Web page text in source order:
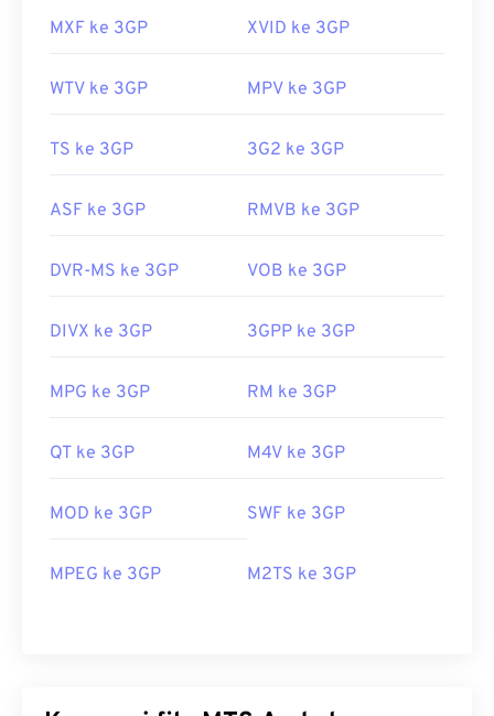
MXF ke 3GP XVID ke 3GP
WTV ke 3GP MPV ke 3GP
TS ke 3GP 3G2 ke 3GP
ASF ke 3GP RMVB ke 3GP
DVR-MS ke 3GP VOB ke 3GP
DIVX ke 3GP 3GPP ke 3GP
MPG ke 3GP RM ke 3GP
QT ke 3GP M4V ke 3GP
MOD ke 3GP SWF ke 3GP
MPEG ke 3GP M2TS ke 3GP